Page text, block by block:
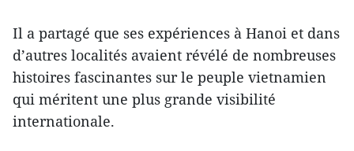
Il a partagé que ses expériences à Hanoi et dans
d’autres localités avaient révélé de nombreuses
histoires fascinantes sur le peuple vietnamien
qui méritent une plus grande visibilité
internationale.